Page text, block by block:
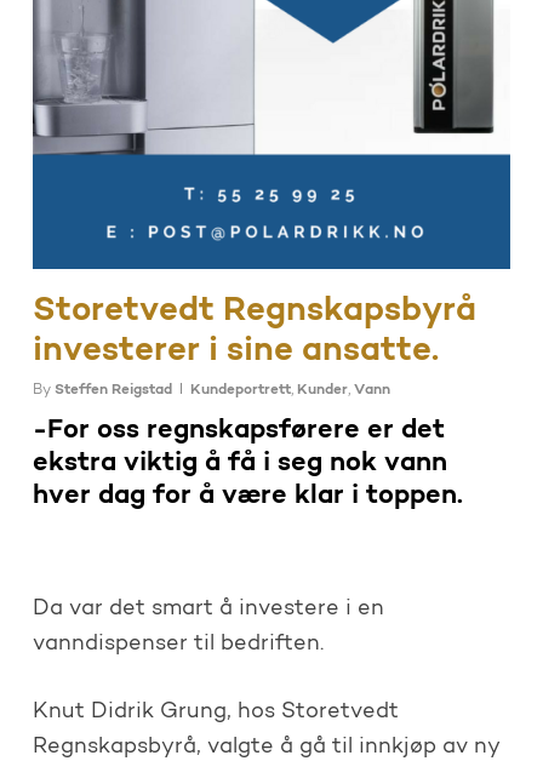
Storetvedt Regnskapsbyrå
investerer i sine ansatte.
By Steffen Reigstad Kundeportrett, Kunder, Vann
-For oss regnskapsførere er det
ekstra viktig å få i seg nok vann
hver dag for å være klar i toppen.
Da var det smart å investere i en
vanndispenser til bedriften.
Knut Didrik Grung, hos Storetvedt
Regnskapsbyrå, valgte å gå til innkjøp av ny